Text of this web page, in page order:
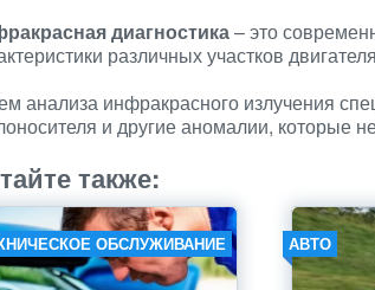
диагностика– это
различных участков
анализа инфракрасного излучения
и другие аномалии, которые
также:
ОБСЛУЖИВАНИЕ АВТО